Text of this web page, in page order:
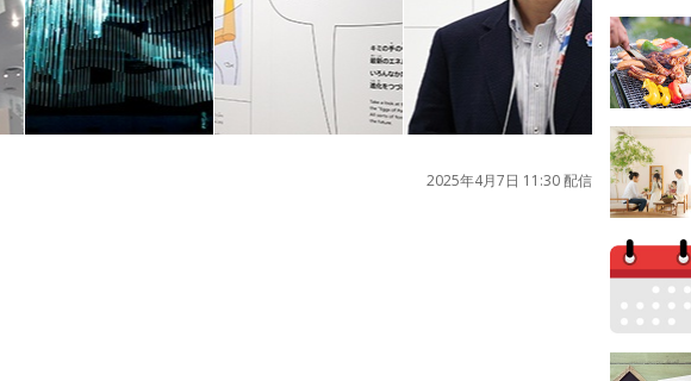
2025年4月7日 11:30 配信